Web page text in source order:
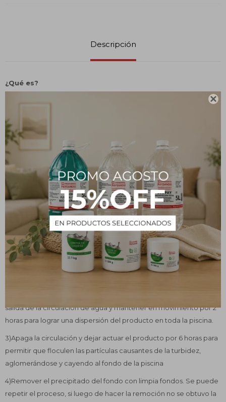

Descripción
¿Qué es?
CLOROPAY Clarificante actúa sobre los sólidos suspendidos en el
fácilmente. La solución elimina la turbidez ocasionada por el
polvo, barro, algas o residuos de las cremas solares que flotan
libremente en tu piscina. CLOROPAY Clarificante deja tu piscina
más clara y transparente sin esfuerzos.
Modo de uso
Si el agua de tu piscina se encuentra visiblemente turbia u
opalescente, agregue 1 litro de clarificante cada 100.000 litros de
agua.
CONSEJOS ÚTILES:
salida de la circulación de agua y mantener en movimiento por 2
horas para lograr una dispersión del producto en toda la piscina.
3)Apaga la circulación y dejar actuar el producto por 6 horas para
permitir que floculen las partículas causantes de la turbidez,
aglomerándose y cayendo al fondo de la piscina
4)Remover el precipitado del fondo con limpia fondos. Se puede
repetir el proceso, si luego de hacer la remoción no se obtuvo la